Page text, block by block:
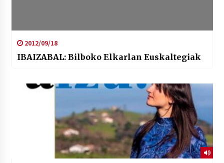
2012/09/18
IBAIZABAL: Bilboko Elkarlan Euskaltegiak